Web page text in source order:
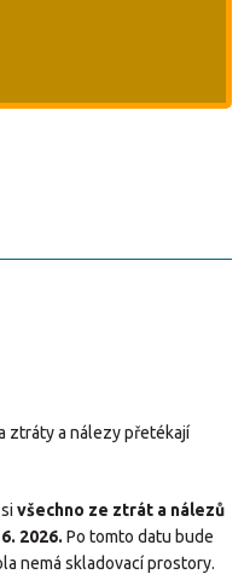
ztráty a nálezy přetékají
všechno ze ztrát a nálezů
2026. Po tomto datu bude
nemá skladovací prostory.